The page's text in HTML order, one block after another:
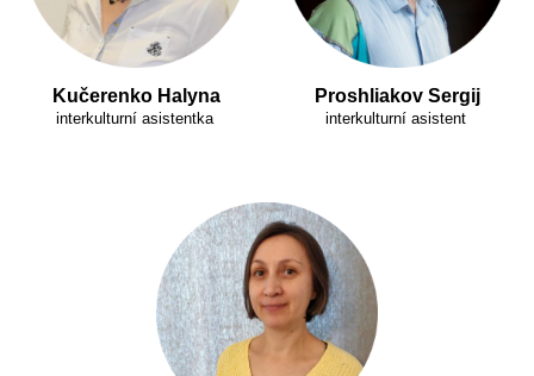
Kučerenko Halyna
interkulturní asistentka
Proshliakov Sergij
interkulturní asistent